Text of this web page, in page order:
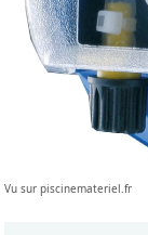
Vu sur piscinemateriel.fr